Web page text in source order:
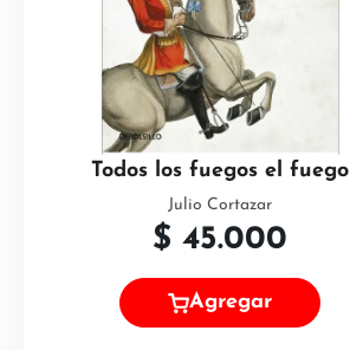
Todos los fuegos el fuego
Julio Cortazar
$ 45.000
Agregar